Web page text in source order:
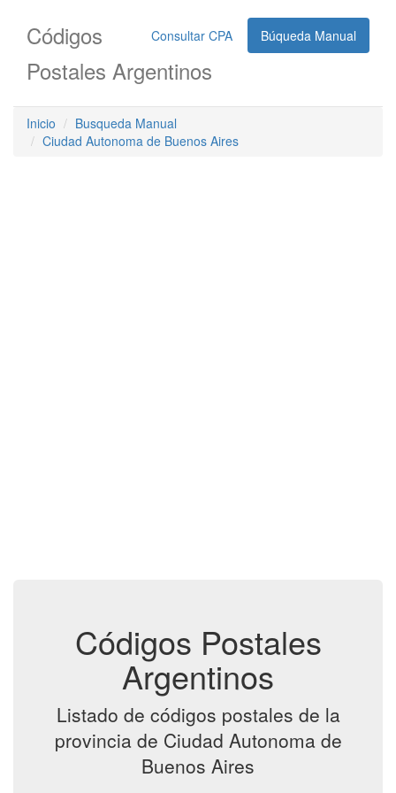
Consultar CPA Búqueda Manual
Códigos
Postales Argentinos
Inicio
Busqueda Manual
Ciudad Autonoma de Buenos Aires
Códigos Postales
Argentinos
Listado de códigos postales de la
provincia de Ciudad Autonoma de
Buenos Aires